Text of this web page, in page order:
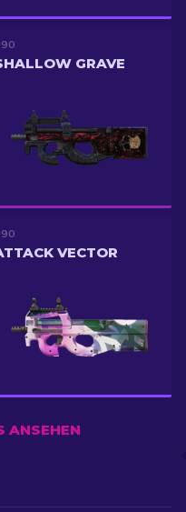
GRAVE
VECTOR
ANSEHEN